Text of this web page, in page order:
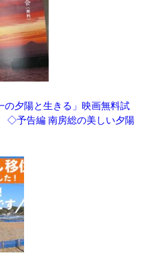
の夕陽と生きる」映画無料試
予告編 南房総の美しい夕陽